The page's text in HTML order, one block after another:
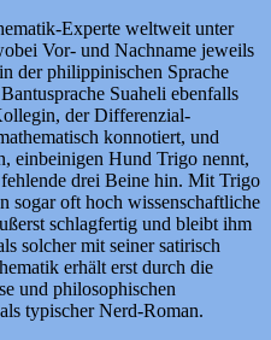
Experte weltweit unter
Vor- und Nachname jeweils
der philippinischen Sprache
Suaheli ebenfalls
der Differenzial-
konnotiert, und
einbeinigen Hund Trigo nennt,
drei Beine hin. Mit Trigo
sogar oft hoch wissenschaftliche
schlagfertig und bleibt ihm
solcher mit seiner satirisch
erhält erst durch die
und philosophischen
typischer Nerd-Roman.